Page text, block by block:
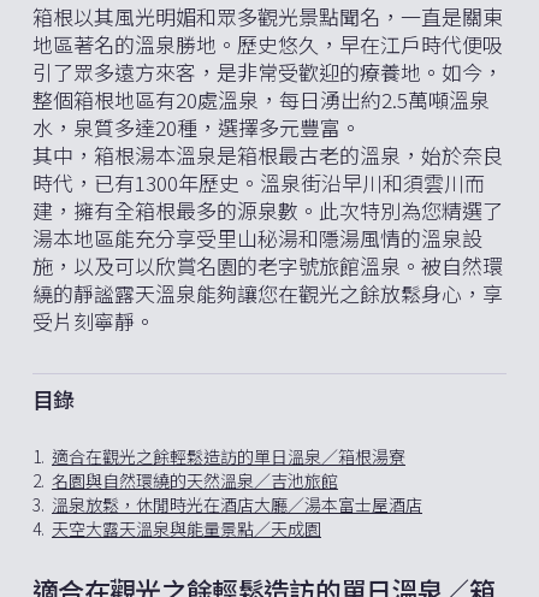
箱根以其風光明媚和眾多觀光景點聞名，一直是關東
地區著名的溫泉勝地。歷史悠久，早在江戶時代便吸
引了眾多遠方來客，是非常受歡迎的療養地。如今，
整個箱根地區有20處溫泉，每日湧出約2.5萬噸溫泉
水，泉質多達20種，選擇多元豐富。
其中，箱根湯本溫泉是箱根最古老的溫泉，始於奈良
時代，已有1300年歷史。溫泉街沿早川和須雲川而
建，擁有全箱根最多的源泉數。此次特別為您精選了
湯本地區能充分享受里山秘湯和隱湯風情的溫泉設
施，以及可以欣賞名園的老字號旅館溫泉。被自然環
繞的靜謐露天溫泉能夠讓您在觀光之餘放鬆身心，享
受片刻寧靜。
目錄
1. 適合在觀光之餘輕鬆造訪的單日溫泉／箱根湯寮
2. 名園與自然環繞的天然溫泉／吉池旅館
3. 溫泉放鬆，休閒時光在酒店大廳／湯本富士屋酒店
4. 天空大露天溫泉與能量景點／天成園